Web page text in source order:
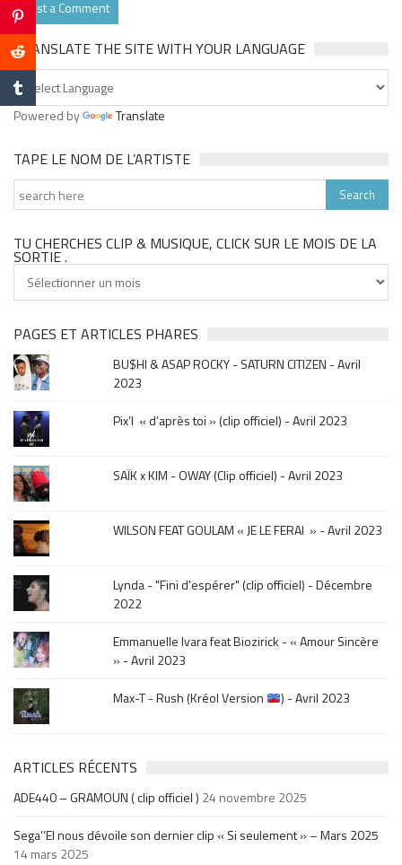
TRANSLATE THE SITE WITH YOUR LANGUAGE
Powered by Translate
TAPE LE NOM DE L’ARTISTE
TU CHERCHES CLIP & MUSIQUE, CLICK SUR LE MOIS DE LA
SORTIE .
cherches
&
musique,
click
sur
le
mois
de
la
sortie
PAGES ET ARTICLES PHARES
BU$HI & ASAP ROCKY - SATURN CITIZEN - Avril
2023
Pix’l « d’après toi » (clip officiel) - Avril 2023
SAÏK x KIM - OWAY (Clip officiel) - Avril 2023
WILSON FEAT GOULAM « JE LE FERAI » - Avril 2023
Lynda - "Fini d'espérer" (clip officiel) - Décembre
2022
Emmanuelle Ivara feat Biozirick - « Amour Sincère
» - Avril 2023
Max-T - Rush (Kréol Version
) - Avril 2023
ARTICLES RÉCENTS
ADE440 – GRAMOUN ( clip officiel ) 24 novembre 2025
Sega’’El nous dévoile son dernier clip « Si seulement » – Mars 2025
14 mars 2025